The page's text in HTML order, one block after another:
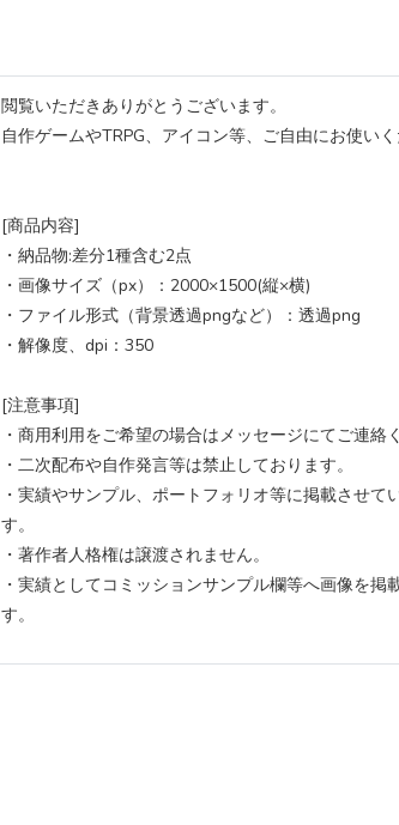
閲覧いただきありがとうございます。
自作ゲームやTRPG、アイコン等、ご自由にお使いく
[商品内容]
・納品物:差分1種含む2点
・画像サイズ（px）：2000×1500(縦×横)
・ファイル形式（背景透過pngなど）：透過png
・解像度、dpi：350
[注意事項]
・商用利用をご希望の場合はメッセージにてご連絡
・二次配布や自作発言等は禁止しております。
・実績やサンプル、ポートフォリオ等に掲載させて
す。
・著作者人格権は譲渡されません。
・実績としてコミッションサンプル欄等へ画像を掲
す。